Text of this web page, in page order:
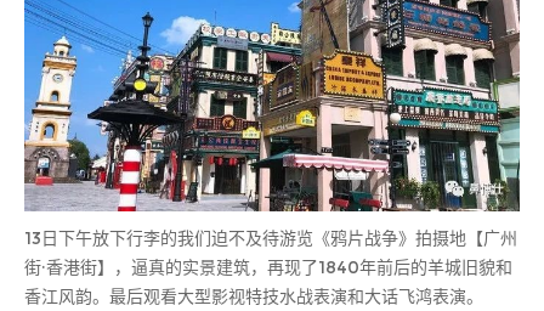
13日下午放下行李的我们迫不及待游览《鸦片战争》拍摄地【广州
街·香港街】，逼真的实景建筑，再现了1840年前后的羊城旧貌和
香江风韵。最后观看大型影视特技水战表演和大话飞鸿表演。